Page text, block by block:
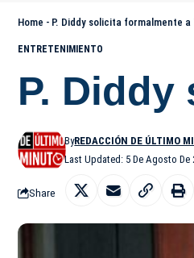
Home - P. Diddy solicita formalmente
ENTRETENIMIENTO
P.
Last Updated: 5 De Agosto De
ByREDACCIÓN DE ÚLTIMO
Share